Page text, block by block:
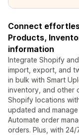
Connect
Products,
information
Integrate Shopify
import, export, and
in bulk with Smart
inventory, and other
Shopify locations
updated and
Automate order
orders. Plus, with